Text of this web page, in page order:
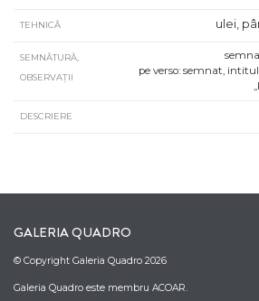
TEHNICĂ ulei,
SEMNĂTURĂ,
OBSERVAȚII
pe verso: semnat,
DESCRIERE
GALERIA QUADRO
© Copyright Galeria Quadro 2026
Galeria Quadro este membru ACOAR.